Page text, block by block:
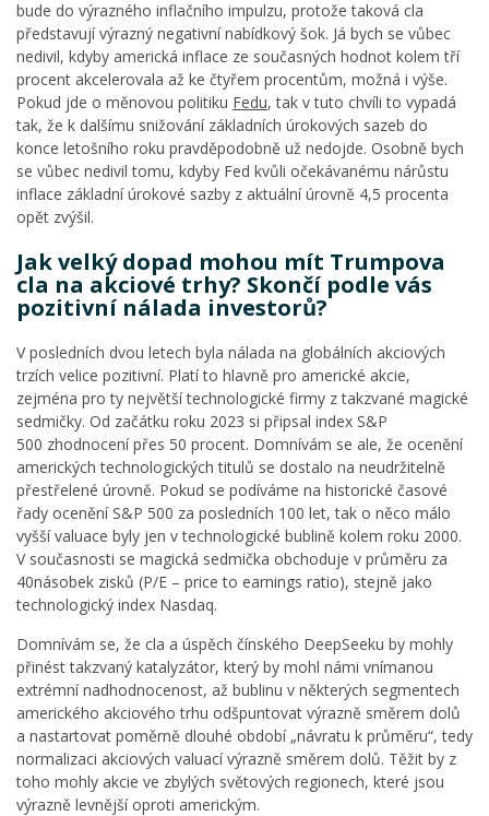
bude do výrazného inflačního impulzu, protože taková cla
představují výrazný negativní nabídkový šok. Já bych se vůbec
nedivil, kdyby americká inflace ze současných hodnot kolem tří
procent akcelerovala až ke čtyřem procentům, možná i výše.
Pokud jde o měnovou politiku Fedu, tak v tuto chvíli to vypadá
tak, že k dalšímu snižování základních úrokových sazeb do
konce letošního roku pravděpodobně už nedojde. Osobně bych
se vůbec nedivil tomu, kdyby Fed kvůli očekávanému nárůstu
inflace základní úrokové sazby z aktuální úrovně 4,5 procenta
opět zvýšil.
Jak velký dopad mohou mít Trumpova
cla na akciové trhy? Skončí podle vás
pozitivní nálada investorů?
V posledních dvou letech byla nálada na globálních akciových
trzích velice pozitivní. Platí to hlavně pro americké akcie,
zejména pro ty největší technologické firmy z takzvané magické
sedmičky. Od začátku roku 2023 si připsal index S&P
500 zhodnocení přes 50 procent. Domnívám se ale, že ocenění
amerických technologických titulů se dostalo na neudržitelně
přestřelené úrovně. Pokud se podíváme na historické časové
řady ocenění S&P 500 za posledních 100 let, tak o něco málo
vyšší valuace byly jen v technologické bublině kolem roku 2000.
V současnosti se magická sedmička obchoduje v průměru za
40násobek zisků (P/E – price to earnings ratio), stejně jako
technologický index Nasdaq.
Domnívám se, že cla a úspěch čínského DeepSeeku by mohly
přinést takzvaný katalyzátor, který by mohl námi vnímanou
extrémní nadhodnocenost, až bublinu v některých segmentech
amerického akciového trhu odšpuntovat výrazně směrem dolů
a nastartovat poměrně dlouhé období „návratu k průměru“, tedy
normalizaci akciových valuací výrazně směrem dolů. Těžit by z
toho mohly akcie ve zbylých světových regionech, které jsou
výrazně levnější oproti americkým.